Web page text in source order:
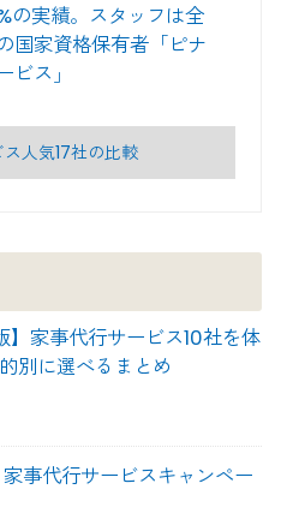
の実績。スタッフは全
国家資格保有者「ピナ
ビス」
人気17社の比較
】家事代行サービス10社を体
別に選べるまとめ
事代行サービスキャンペー